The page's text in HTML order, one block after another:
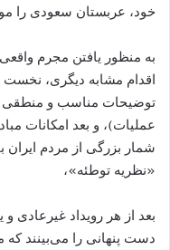
خود، عربستان سعودی را
به منظور یافتن مجرم
اقدام مشابه دیگری،
توضیحات مناسب و منطقی
عملیات)، و بعد امکانات
شمار بزرگی از مردم
«نظریه توطئه»،
بعد از هر رویداد
دست پنهانی را می‌بینند که